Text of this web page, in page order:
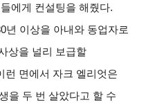
에게 컨설팅을 해줬다.
년 이상을 아내와 동업자로
상을 널리 보급할
런 면에서 자크 엘리엇은
을 두 번 살았다고 할 수